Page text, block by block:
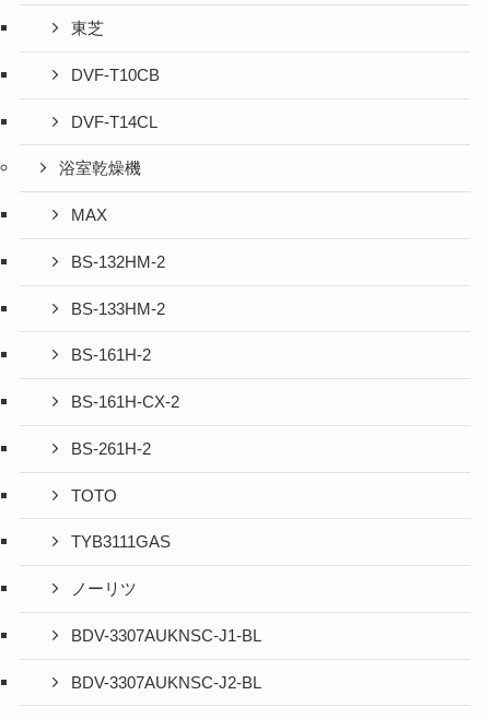
東芝
DVF-T10CB
DVF-T14CL
浴室乾燥機
MAX
BS-132HM-2
BS-133HM-2
BS-161H-2
BS-161H-CX-2
BS-261H-2
TOTO
TYB3111GAS
ノーリツ
BDV-3307AUKNSC-J1-BL
BDV-3307AUKNSC-J2-BL